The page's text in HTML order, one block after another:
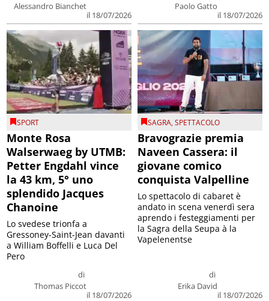
Alessandro Bianchet
il 18/07/2026
Paolo Gatto
il 18/07/2026
SPORT
Monte Rosa
Walserwaeg by UTMB:
Petter Engdahl vince
la 43 km, 5° uno
splendido Jacques
Chanoine
di
Thomas Piccot
il 18/07/2026
Lo svedese trionfa a
Gressoney-Saint-Jean davanti
a William Boffelli e Luca Del
Pero
SAGRA,SPETTACOLO
Bravograzie premia
Naveen Cassera: il
giovane comico
conquista Valpelline
di
Erika David
il 18/07/2026
Lo spettacolo di cabaret è
andato in scena venerdì sera
aprendo i festeggiamenti per
la Sagra della Seupa à la
Vapelenentse